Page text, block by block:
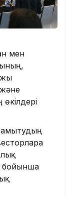
мен
бойынша